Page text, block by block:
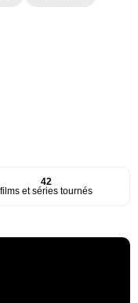
42
films et séries tournés